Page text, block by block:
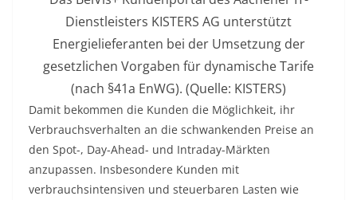
Dienstleisters KISTERS AG unterstützt
Energielieferanten bei der Umsetzung der
gesetzlichen Vorgaben für dynamische Tarife
(nach §41a EnWG). (Quelle: KISTERS)
Damit bekommen die Kunden die Möglichkeit, ihr
Verbrauchsverhalten an die schwankenden Preise an
den Spot-, Day-Ahead- und Intraday-Märkten
anzupassen. Insbesondere Kunden mit
verbrauchsintensiven und steuerbaren Lasten wie